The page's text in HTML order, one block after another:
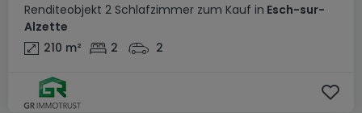
Renditeobjekt 2 Schlafzimmer zum Kauf in Esch-sur-
Alzette
210 m² 2 2